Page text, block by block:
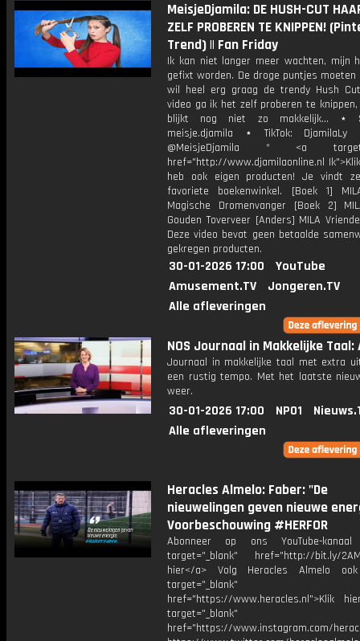
MeisjeDjamila: DE HUSH-CUT
ZELF PROBEREN TE KNIPPEN!
Trend) || Fan Friday
Ik kan niet langer meer wachten, mijn
gefixt worden. De droge puntjes
wil heel erg graag de trendy Hush
video ga ik het zelf proberen te
blijkt nog niet zo makkelijk... ⋆
meisje.djamila ⋆ TikTok:
@MeisjeDjamila * <a
href="http://www.djamilaonline.nl
heb ook eigen producten! Je vindt
favoriete boekenwinkel. [Boek 1]
Magische Dromenvanger [Boek 2]
Gouden Toverveer [Anders] MILA
Deze video bevat geen betaalde
gekregen producten.
30-01-2026 17:00
YouTube
Amusement.TV
Jongeren.TV
Alle afleveringen
NOS Journaal in Makkelijke
Journaal in makkelijke taal met extra
een rustig tempo. Met het laatste
weer.
30-01-2026 17:00 NPO1
Alle afleveringen
Heracles Almelo: Faber: "De
nieuwelingen geven nieuwe
Voorbeschouwing #HERFOR
Abonneer op ons YouTube-
target="_blank" href="http://bit.ly/
hier</a> Volg Heracles Almelo
target="_blank"
href="https://www.heracles.nl">Klik
target="_blank"
href="https://www.instagram.com/